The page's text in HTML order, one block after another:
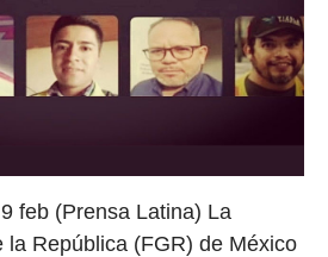
feb (Prensa Latina) La
la República (FGR) de México